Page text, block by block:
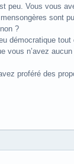
peu. Vous vous
sont
?
démocratique
vous n’avez
proféré des